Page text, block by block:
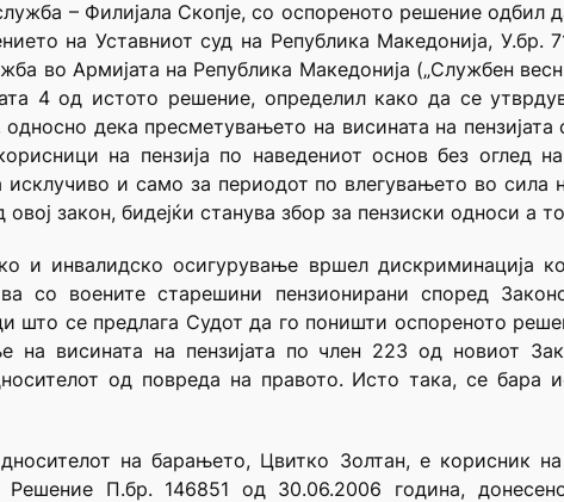
– Филијала Скопје, со оспореното решение одбил
на Уставниот суд на Република Македонија, У.бр.
во Армијата на Република Македонија („Службен
4 од истото решение, определил како да се
дека пресметувањето на висината на
на пензија по наведениот основ без оглед
и само за периодот по влегувањето во сила
закон, бидејќи станува збор за пензиски односи а
и инвалидско осигурување вршел дискриминација
со воените старешини пензионирани според
што се предлага Судот да го поништи оспореното
на висината на пензијата по член 223 од новиот
од повреда на правото. Исто така, се бара
на барањето, Цвитко Золтан, е корисник
П.бр. 146851 од 30.06.2006 година,